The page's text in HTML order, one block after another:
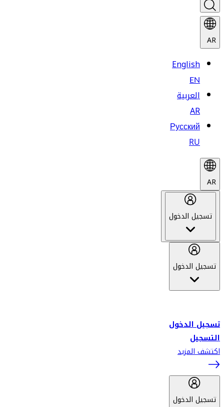
AR
English
EN
العربية
AR
Русский
RU
AR
تسجيل الدخول
تسجيل الدخول
تسجيل الدخول
التسجيل
اكتشف المزيد
تسجيل الدخول